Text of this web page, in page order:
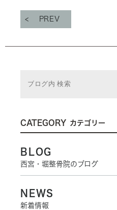
PREV
CATEGORY カテゴリー
BLOG
西宮・堀整骨院のブログ
NEWS
新着情報